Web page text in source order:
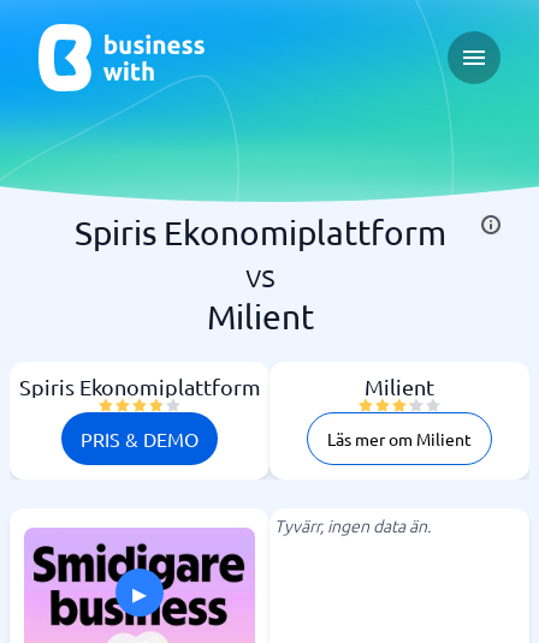
Open
Spiris Ekonomiplattform
vs
Milient
Spiris Ekonomiplattform
PRIS & DEMO
Milient
Läs mer om Milient
▸
Tyvärr, ingen data än.